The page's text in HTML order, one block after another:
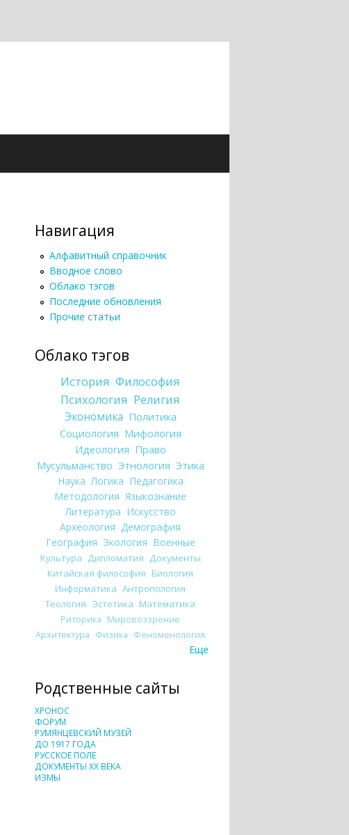
Навигация
Алфавитный справочник
Вводное слово
Облако тэгов
Последние обновления
Прочие статьи
Облако тэгов
История Философия
Психология Религия
Экономика Политика
Социология Мифология
Идеология Право
Мусульманство Этнология Этика
Наука Логика Педагогика
Методология Языкознание
Литература Искусство
Археология Демография
География Экология Военные
Культура Дипломатия Документы
Китайская философия Биология
Информатика Антропология
Теология Эстетика Математика
Риторика Мировоззрение
Архитектура Физика Феноменология
Еще
Родственные сайты
ХРОНОС
ФОРУМ
РУМЯНЦЕВСКИЙ МУЗЕЙ
ДО 1917 ГОДА
РУССКОЕ ПОЛЕ
ДОКУМЕНТЫ XX ВЕКА
ИЗМЫ